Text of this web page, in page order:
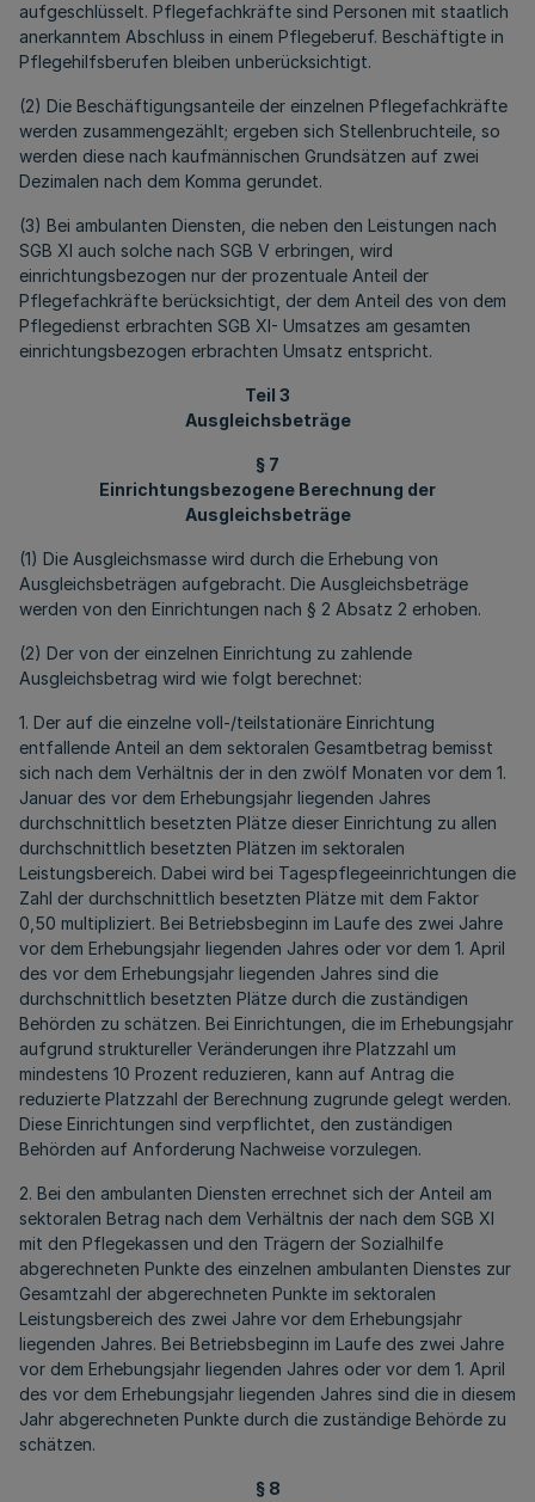
aufgeschlüsselt. Pflegefachkräfte sind Personen mit staatlich
anerkanntem Abschluss in einem Pflegeberuf. Beschäftigte in
Pflegehilfsberufen bleiben unberücksichtigt.
(2) Die Beschäftigungsanteile der einzelnen Pflegefachkräfte
werden zusammengezählt; ergeben sich Stellenbruchteile, so
werden diese nach kaufmännischen Grundsätzen auf zwei
Dezimalen nach dem Komma gerundet.
(3) Bei ambulanten Diensten, die neben den Leistungen nach
SGB XI auch solche nach SGB V erbringen, wird
einrichtungsbezogen nur der prozentuale Anteil der
Pflegefachkräfte berücksichtigt, der dem Anteil des von dem
Pflegedienst erbrachten SGB XI- Umsatzes am gesamten
einrichtungsbezogen erbrachten Umsatz entspricht.
Teil 3
Ausgleichsbeträge
§ 7
Einrichtungsbezogene Berechnung der
Ausgleichsbeträge
(1) Die Ausgleichsmasse wird durch die Erhebung von
Ausgleichsbeträgen aufgebracht. Die Ausgleichsbeträge
werden von den Einrichtungen nach § 2 Absatz 2 erhoben.
(2) Der von der einzelnen Einrichtung zu zahlende
Ausgleichsbetrag wird wie folgt berechnet:
1. Der auf die einzelne voll-/teilstationäre Einrichtung
entfallende Anteil an dem sektoralen Gesamtbetrag bemisst
sich nach dem Verhältnis der in den zwölf Monaten vor dem 1.
Januar des vor dem Erhebungsjahr liegenden Jahres
durchschnittlich besetzten Plätze dieser Einrichtung zu allen
durchschnittlich besetzten Plätzen im sektoralen
Leistungsbereich. Dabei wird bei Tagespflegeeinrichtungen die
Zahl der durchschnittlich besetzten Plätze mit dem Faktor
0,50 multipliziert. Bei Betriebsbeginn im Laufe des zwei Jahre
vor dem Erhebungsjahr liegenden Jahres oder vor dem 1. April
des vor dem Erhebungsjahr liegenden Jahres sind die
durchschnittlich besetzten Plätze durch die zuständigen
Behörden zu schätzen. Bei Einrichtungen, die im Erhebungsjahr
aufgrund struktureller Veränderungen ihre Platzzahl um
mindestens 10 Prozent reduzieren, kann auf Antrag die
reduzierte Platzzahl der Berechnung zugrunde gelegt werden.
Diese Einrichtungen sind verpflichtet, den zuständigen
Behörden auf Anforderung Nachweise vorzulegen.
2. Bei den ambulanten Diensten errechnet sich der Anteil am
sektoralen Betrag nach dem Verhältnis der nach dem SGB XI
mit den Pflegekassen und den Trägern der Sozialhilfe
abgerechneten Punkte des einzelnen ambulanten Dienstes zur
Gesamtzahl der abgerechneten Punkte im sektoralen
Leistungsbereich des zwei Jahre vor dem Erhebungsjahr
liegenden Jahres. Bei Betriebsbeginn im Laufe des zwei Jahre
vor dem Erhebungsjahr liegenden Jahres oder vor dem 1. April
des vor dem Erhebungsjahr liegenden Jahres sind die in diesem
Jahr abgerechneten Punkte durch die zuständige Behörde zu
schätzen.
§ 8